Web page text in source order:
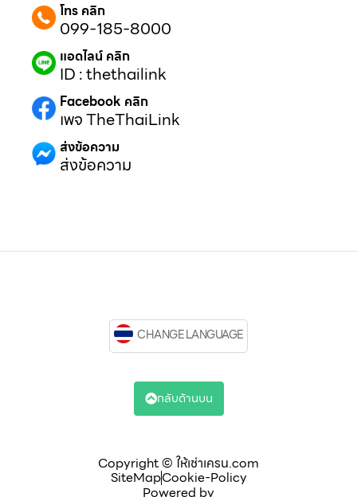
โทร คลิก
099-185-8000
แอดไลน์ คลิก
ID : thethailink
Facebook คลิก
เพจ TheThaiLink
ส่งข้อความ
ส่งข้อความ
Copyright © ให้เช่าเครน.com
SiteMapCookie-Policy
Powered by
CHANGE LANGUAGE
กลับด้านบน